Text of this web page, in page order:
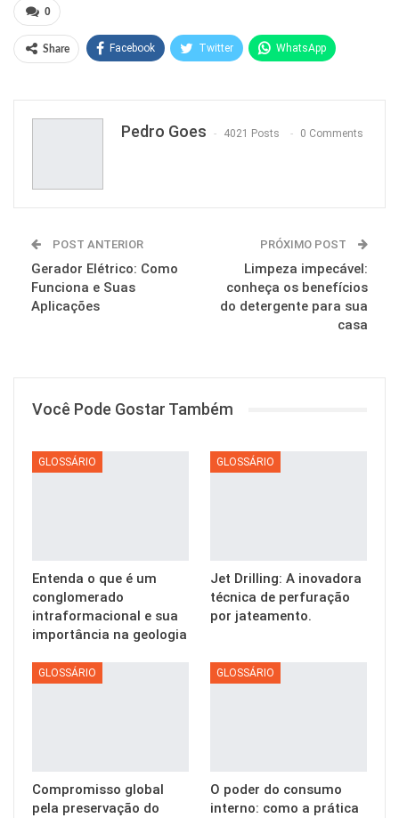
0
Share Facebook Twitter WhatsApp
Pedro Goes 4021 Posts 0 Comments
POST ANTERIOR
Gerador Elétrico: Como
Funciona e Suas
Aplicações
PRÓXIMO POST
Limpeza impecável:
conheça os benefícios
do detergente para sua
casa
Você Pode Gostar Também
GLOSSÁRIO
Entenda o que é um
conglomerado
intraformacional e sua
importância na geologia
GLOSSÁRIO
Jet Drilling: A inovadora
técnica de perfuração
por jateamento.
GLOSSÁRIO
Compromisso global
pela preservação do
GLOSSÁRIO
O poder do consumo
interno: como a prática